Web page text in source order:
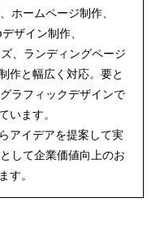
ホームページ制作、
ザイン制作、
、ランディングページ
作と幅広く対応。要と
ラフィックデザインで
います。
アイデアを提案して実
して企業価値向上のお
す。